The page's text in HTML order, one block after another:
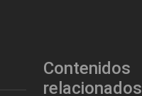
Contenidos
relacionados